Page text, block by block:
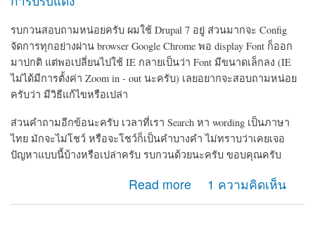
รบกวนสอบถามหน่อยครับ ผมใช้ Drupal 7 อยู่ ส่วนมากจะ Config
จัดการทุกอย่างผ่าน browser Google Chrome พอ display Font ก็ออก
มาปกติ แต่พอเปลี่ยนไปใช้ IE กลายเป็นว่า Font มีขนาดเล็กลง (IE
ไม่ได้มีการตั้งค่า Zoom in - out นะครับ) เลยอยากจะสอบถามหน่อย
ครับว่า มีวิธีแก้ไขหรือเปล่า
ส่วนคำถามอีกข้อนะครับ เวลาที่เรา Search หา wording เป็นภาษา
ไทย มักจะไม่โชว์ หรือจะโชว์ก็เป็นคำบางคำ ไม่ทราบว่าเคยเจอ
ปัญหาแบบนี้บ้างหรือเปล่าครับ รบกวนด้วยนะครับ ขอบคุณครับ
Read more
about ขนาด Font display ในแต่ละ browser และการ
Search เป็นภาษาไทย
1 ความคิดเห็น